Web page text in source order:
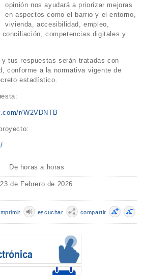
opinión nos ayudará a priorizar mejoras
en aspectos como el barrio y el entorno,
vivienda, accesibilidad, empleo,
competencias digitales y
tus respuestas serán tratadas con
conforme a la normativa vigente de
estadístico.
r/W2VDNTB
De horas a horas
de Febrero de 2026
compartir
escuchar